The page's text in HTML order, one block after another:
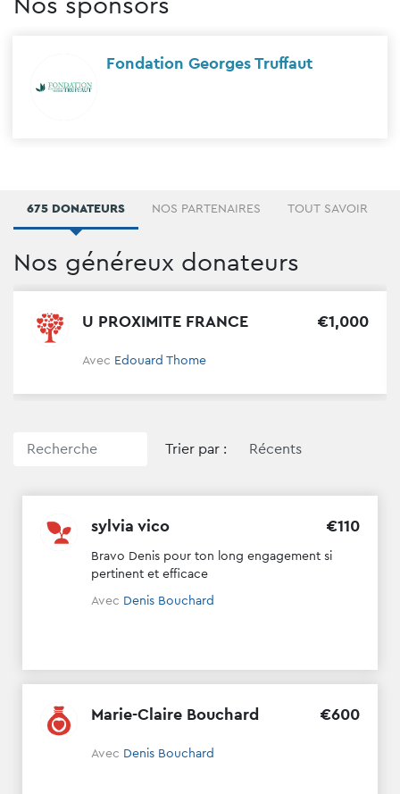
Fondation Georges Truffaut
675 DONATEURS NOS PARTENAIRES TOUT SAVOIR
Nos généreux donateurs
U PROXIMITE FRANCE €1,000
Avec Edouard Thome
Trier par :
sylvia vico €110
Bravo Denis pour ton long engagement si
pertinent et efficace
Avec Denis Bouchard
Marie-Claire Bouchard €600
Avec Denis Bouchard